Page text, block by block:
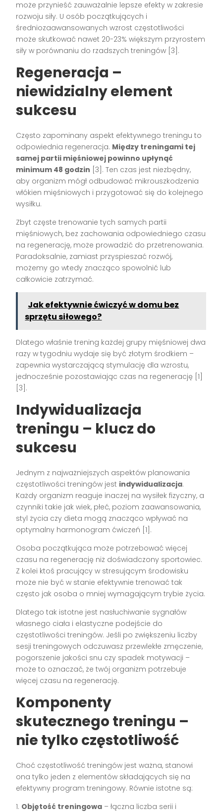
może przynieść zauważalnie lepsze efekty w zakresie
rozwoju siły. U osób początkujących i
średniozaawansowanych wzrost częstotliwości
może skutkować nawet 20-23% większym przyrostem
siły w porównaniu do rzadszych treningów [3].
Regeneracja –
niewidzialny element
sukcesu
Często zapominany aspekt efektywnego treningu to
odpowiednia regeneracja. Między treningami tej
samej partii mięśniowej powinno upłynąć
minimum 48 godzin [3]. Ten czas jest niezbędny,
aby organizm mógł odbudować mikrouszkodzenia
włókien mięśniowych i przygotować się do kolejnego
wysiłku.
Zbyt częste trenowanie tych samych partii
mięśniowych, bez zachowania odpowiedniego czasu
na regenerację, może prowadzić do przetrenowania.
Paradoksalnie, zamiast przyspieszać rozwój,
możemy go wtedy znacząco spowolnić lub
całkowicie zatrzymać.
Jak efektywnie ćwiczyć w domu bez
sprzętu siłowego?
Dlatego właśnie trening każdej grupy mięśniowej dwa
razy w tygodniu wydaje się być złotym środkiem –
zapewnia wystarczającą stymulację dla wzrostu,
jednocześnie pozostawiając czas na regenerację [1]
[3].
Indywidualizacja
treningu – klucz do
sukcesu
Jednym z najważniejszych aspektów planowania
częstotliwości treningów jest indywidualizacja.
Każdy organizm reaguje inaczej na wysiłek fizyczny, a
czynniki takie jak wiek, płeć, poziom zaawansowania,
styl życia czy dieta mogą znacząco wpływać na
optymalny harmonogram ćwiczeń [1].
Osoba początkująca może potrzebować więcej
czasu na regenerację niż doświadczony sportowiec.
Z kolei ktoś pracujący w stresującym środowisku
może nie być w stanie efektywnie trenować tak
często jak osoba o mniej wymagającym trybie życia.
Dlatego tak istotne jest nasłuchiwanie sygnałów
własnego ciała i elastyczne podejście do
częstotliwości treningów. Jeśli po zwiększeniu liczby
sesji treningowych odczuwasz przewlekłe zmęczenie,
pogorszenie jakości snu czy spadek motywacji –
może to oznaczać, że twój organizm potrzebuje
więcej czasu na regenerację.
Komponenty
skutecznego treningu –
nie tylko częstotliwość
Choć częstotliwość treningów jest ważna, stanowi
ona tylko jeden z elementów składających się na
efektywny program treningowy. Równie istotne są:
1. Objętość treningowa – łączna liczba serii i